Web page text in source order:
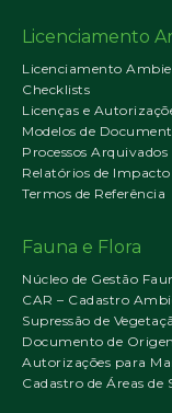
Licenciamento
Licenciamento
Checklists
Licenças e
Modelos de
Processos Arquivados
Relatórios de
Termos de Referência
Fauna e Flora
Núcleo de Gestão
CAR – Cadastro
Supressão de
Documento de
Autorizações para
Cadastro de Áreas de